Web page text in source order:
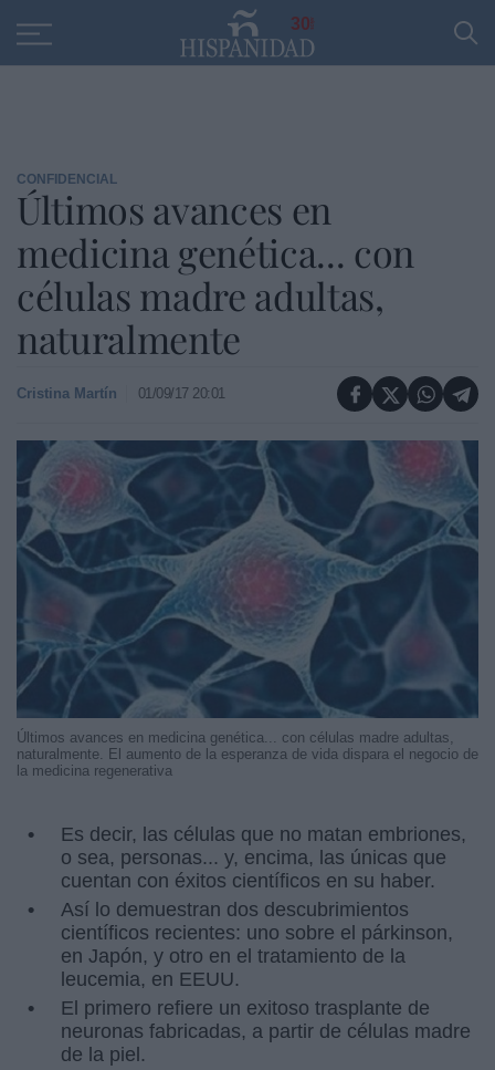
30
CONFIDENCIAL
Últimos avances en
medicina genética... con
células madre adultas,
naturalmente
Cristina Martín 01/09/17 20:01
Últimos avances en medicina genética... con células madre adultas,
naturalmente. El aumento de la esperanza de vida dispara el negocio de
la medicina regenerativa
Es decir, las células que no matan embriones,
o sea, personas... y, encima, las únicas que
cuentan con éxitos científicos en su haber.
Así lo demuestran dos descubrimientos
científicos recientes: uno sobre el párkinson,
en Japón, y otro en el tratamiento de la
leucemia, en EEUU.
El primero refiere un exitoso trasplante de
neuronas fabricadas, a partir de células madre
de la piel.